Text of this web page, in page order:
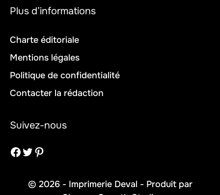
Plus d’informations
Charte éditoriale
Mentions légales
Politique de confidentialité
Contacter la rédaction
Suivez-nous
Facebook
Twitter
Pinterest
© 2026 - Imprimerie Deval - Produit par